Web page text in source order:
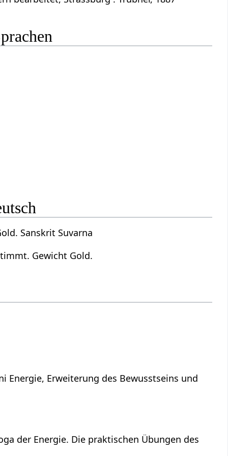
Sanskrit Suvarna
Gewicht Gold.
Energie, Erweiterung des Bewusstseins und
der Energie. Die praktischen Übungen des